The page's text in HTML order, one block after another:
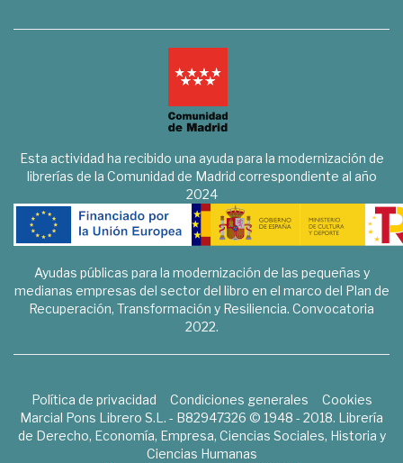
Esta actividad ha recibido una ayuda para la modernización de
librerías de la Comunidad de Madrid correspondiente al año
2024
Ayudas públicas para la modernización de las pequeñas y
medianas empresas del sector del libro en el marco del Plan de
Recuperación, Transformación y Resiliencia. Convocatoria
2022.
Política de privacidad Condiciones generales
Cookies
Marcial Pons Librero S.L. - B82947326 © 1948 - 2018. Librería
de Derecho, Economía, Empresa, Ciencias Sociales, Historia y
Ciencias Humanas